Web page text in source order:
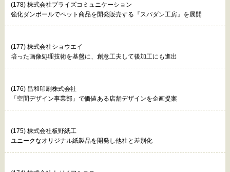
(178) 株式会社プライズコミュニケーション
強化ダンボールでペット商品を開発販売する『スパダン工房』を展開
(177) 株式会社ショウエイ
培った画像処理技術を基盤に、創意工夫して後加工にも進出
(176) 昌和印刷株式会社
「空間デザイン事業部」で価値ある店舗デザインを企画提案
(175) 株式会社板野紙工
ユニークなオリジナル紙製品を開発し他社と差別化